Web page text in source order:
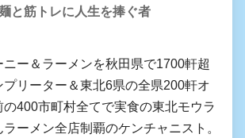
と筋トレに人生を捧ぐ者
ー＆ラーメンを秋田県で1700軒超
リーター＆東北6県の全県200軒オ
400市町村全てで実食の東北モウラ
ーメン全店制覇のケンチャニスト。